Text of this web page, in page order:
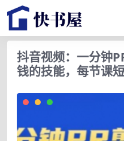
抖音视频：一分钟
钱的技能，每节课